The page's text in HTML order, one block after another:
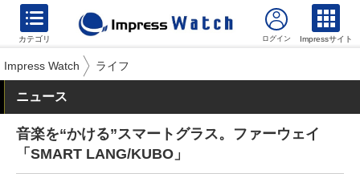
カテゴリ Impressサイト
Impress Watch ライフ
ニュース
音楽を“かける”スマートグラス。ファーウェイ
「SMART LANG/KUBO」